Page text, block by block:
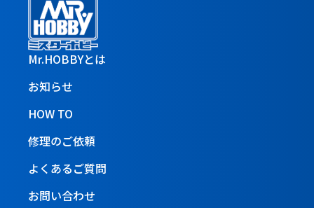
Mr.HOBBYとは
お知らせ
HOW TO
修理のご依頼
よくあるご質問
お問い合わせ